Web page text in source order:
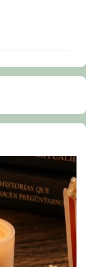
gairebé
la
2026-
viaje-